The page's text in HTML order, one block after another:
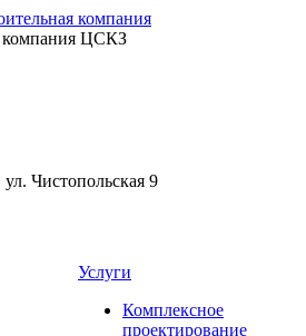
компания ЦСКЗ
ул. Чистопольская 9
Услуги
Комплексное
проектирование